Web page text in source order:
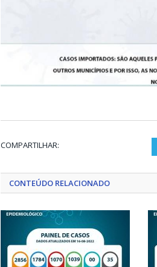
COMPARTILHAR:
CONTEÚDO RELACIONADO